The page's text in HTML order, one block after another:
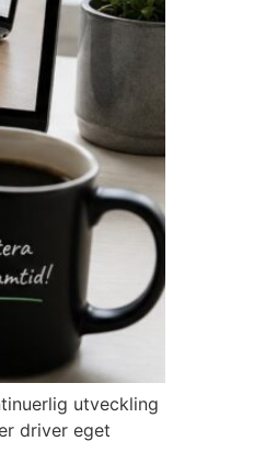
utveckling
driver eget